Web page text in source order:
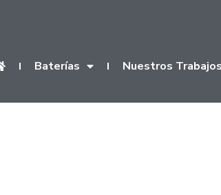
Baterías Nuestros Trabajos